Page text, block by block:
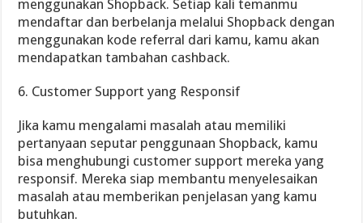
menggunakan Shopback. Setiap kali temanmu
mendaftar dan berbelanja melalui Shopback dengan
menggunakan kode referral dari kamu, kamu akan
mendapatkan tambahan cashback.
6. Customer Support yang Responsif
Jika kamu mengalami masalah atau memiliki
pertanyaan seputar penggunaan Shopback, kamu
bisa menghubungi customer support mereka yang
responsif. Mereka siap membantu menyelesaikan
masalah atau memberikan penjelasan yang kamu
butuhkan.